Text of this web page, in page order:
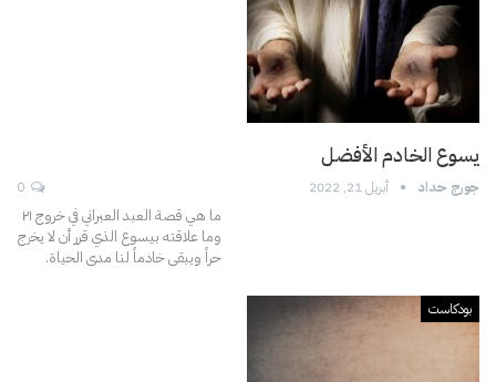
يسوع الخادم الأفضل
جورج حداد أبريل 21, 2022
ما هي قصة العبد العبراني في خروج ٢۱
وما علاقته بيسوع الذي قرر أن لا يخرج
حراً ويبقى خادماً لنا مدى الحياة.
بودكاست